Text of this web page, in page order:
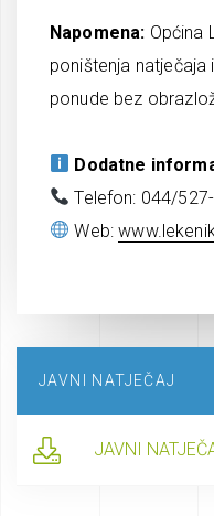
Napomena: Općina
poništenja natječaja
ponude bez
Dodatne
Telefon: 044/
Web:
JAVNI NATJEČAJ
JAVNI